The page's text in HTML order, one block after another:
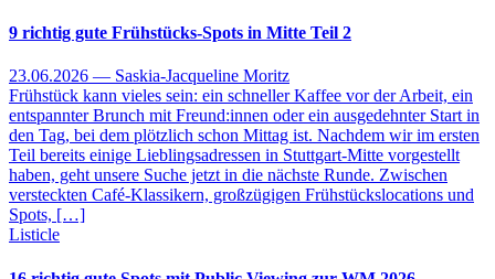
9 richtig gute Frühstücks-Spots in Mitte Teil 2
23.06.2026 — Saskia-Jacqueline Moritz
Frühstück kann vieles sein: ein schneller Kaffee vor der Arbeit, ein
entspannter Brunch mit Freund:innen oder ein ausgedehnter Start in
den Tag, bei dem plötzlich schon Mittag ist. Nachdem wir im ersten
Teil bereits einige Lieblingsadressen in Stuttgart-Mitte vorgestellt
haben, geht unsere Suche jetzt in die nächste Runde. Zwischen
versteckten Café-Klassikern, großzügigen Frühstückslocations und
Spots, […]
Listicle